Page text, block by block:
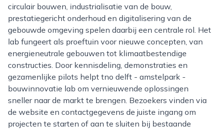
circulair bouwen, industrialisatie van de bouw,
prestatiegericht onderhoud en digitalisering van de
gebouwde omgeving spelen daarbij een centrale rol. Het
lab fungeert als proeftuin voor nieuwe concepten, van
energieneutrale gebouwen tot klimaatbestendige
constructies. Door kennisdeling, demonstraties en
gezamenlijke pilots helpt tno delft - amstelpark -
bouwinnovatie lab om vernieuwende oplossingen
sneller naar de markt te brengen. Bezoekers vinden via
de website en contactgegevens de juiste ingang om
projecten te starten of aan te sluiten bij bestaande